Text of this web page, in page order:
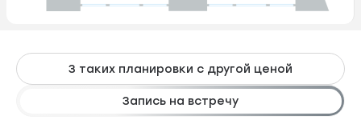
3 таких планировки с другой ценой
Запись на встречу